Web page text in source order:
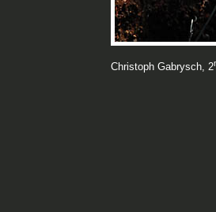
Christoph Gabrysch, 2